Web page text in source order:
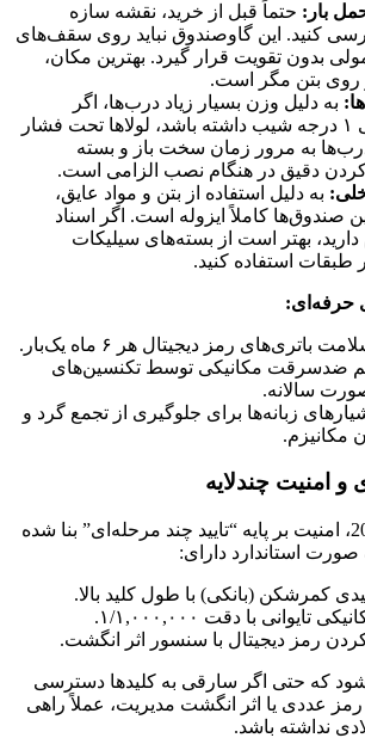
بار: حتماً قبل از خرید، نقشه سازه
کنید. این گاوصندوق نباید روی سقف‌های
بدون تقویت قرار گیرد. بهترین مکان،
بتن مگر است.
به دلیل وزن بسیار زیاد درب‌ها، اگر
گاوصندوق حتی ۱ درجه شیب داشته باشد، لولاها تحت فشار
به مرور زمان سخت باز و بسته
دقیق در هنگام نصب الزامی است.
به دلیل استفاده از بتن و مواد عایق،
صندوق‌ها کاملاً ایزوله است. اگر اسناد
بهتر است از بسته‌های سیلیکات
استفاده کنید.
حرفه‌ای:
رمز دیجیتال هر ۶ ماه یک‌بار.
ضدسرقت مکانیکی توسط تکنسین‌های
سالانه.
زبانه‌ها برای جلوگیری از تجمع گرد و
مکانیزم.
امنیت چندلایه
در مدل 2000BS-KRM، امنیت بر پایه “تایید چند مرحله‌ای” بنا شده
استاندارد دارای:
کمرشکن (بانکی) با طول کلید بالا.
با دقت ۱/۱,۰۰۰,۰۰۰.
رمز دیجیتال با سنسور اثر انگشت.
که حتی اگر سارقی به کلیدها دسترسی
رمز عددی یا اثر انگشت مدیریت، عملاً راهی
نداشته باشد.